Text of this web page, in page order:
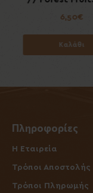
6,50€
Καλάθι
Πληροφορίες
Η Εταιρεία
Τρόποι Αποστολής
Τρόποι Πληρωμής